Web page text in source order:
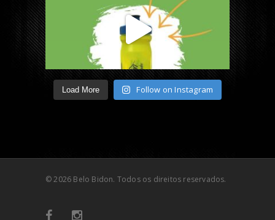
Load More Follow on Instagram
© 2026 Belo Bidon. Todos os direitos reservados.